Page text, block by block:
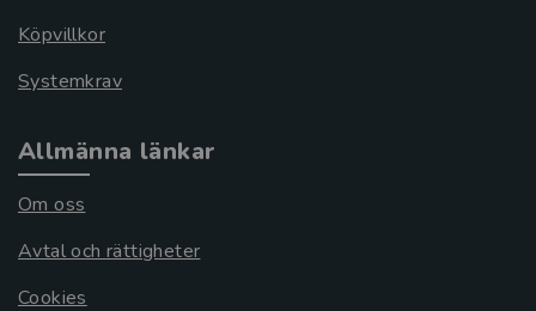
Köpvillkor
Systemkrav
Allmänna länkar
Om oss
Avtal och rättigheter
Cookies